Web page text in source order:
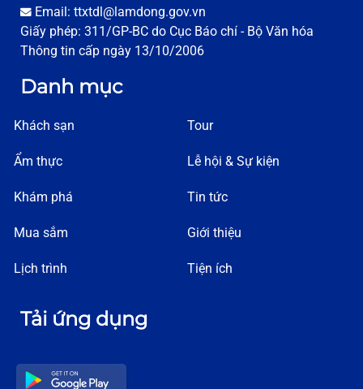
Email: ttxtdl@lamdong.gov.vn
Giấy phép: 311/GP-BC do Cục Báo chí - Bộ Văn hóa
Thông tin cấp ngày 13/10/2006
Danh mục
Khách sạn
Ẩm thực
Khám phá
Mua sắm
Lịch trình
Tour
Lễ hội & Sự kiện
Tin tức
Giới thiệu
Tiện ích
Tải ứng dụng